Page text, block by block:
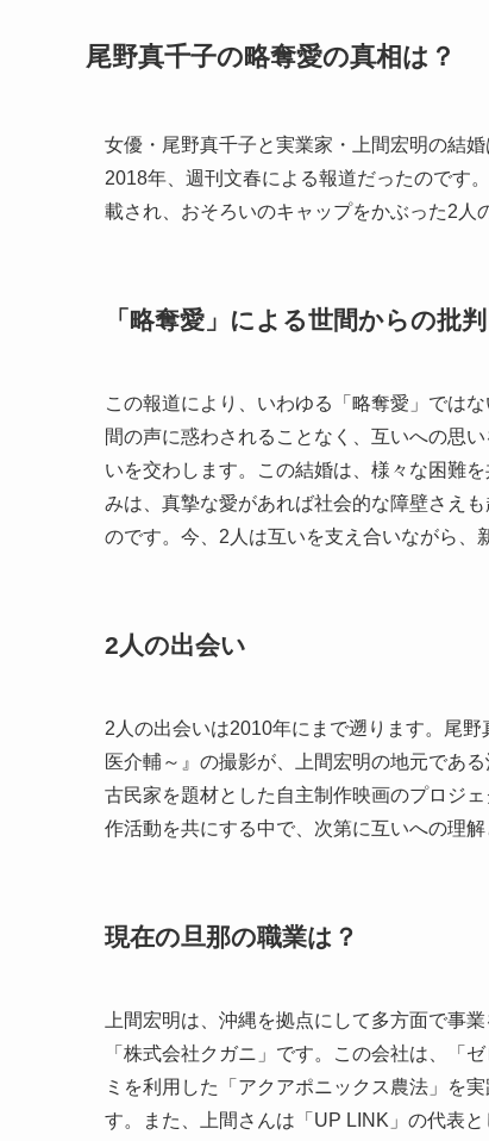
尾野真千子の略奪愛の真相は？
女優・尾野真千子と実業家・上間宏明の結
2018年、週刊文春による報道だったのです
載され、おそろいのキャップをかぶった2人
「略奪愛」による世間からの批判
この報道により、いわゆる「略奪愛」では
間の声に惑わされることなく、互いへの思
いを交わします。この結婚は、様々な困難
みは、真摯な愛があれば社会的な障壁さえ
のです。今、2人は互いを支え合いながら、
2人の出会い
2人の出会いは2010年にまで遡ります。尾
医介輔～』の撮影が、上間宏明の地元であ
古民家を題材とした自主制作映画のプロジ
作活動を共にする中で、次第に互いへの理
現在の旦那の職業は？
上間宏明は、沖縄を拠点にして多方面で事
「株式会社クガニ」です。この会社は、「
ミを利用した「アクアポニックス農法」を
す。また、上間さんは「UP LINK」の代表